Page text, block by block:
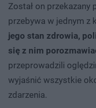
Został on przekazany
przebywa w jednym z
jego stan zdrowia,
się z nim
przeprowadzili
wyjaśnić wszystkie
zdarzenia.